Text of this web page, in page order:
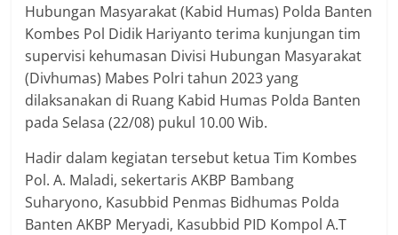
Hubungan Masyarakat (Kabid Humas) Polda Banten
Kombes Pol Didik Hariyanto terima kunjungan tim
supervisi kehumasan Divisi Hubungan Masyarakat
(Divhumas) Mabes Polri tahun 2023 yang
dilaksanakan di Ruang Kabid Humas Polda Banten
pada Selasa (22/08) pukul 10.00 Wib.
Hadir dalam kegiatan tersebut ketua Tim Kombes
Pol. A. Maladi, sekertaris AKBP Bambang
Suharyono, Kasubbid Penmas Bidhumas Polda
Banten AKBP Meryadi, Kasubbid PID Kompol A.T